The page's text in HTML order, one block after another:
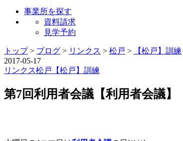
事業所を探す
資料請求
見学予約
トップ> ブログ > リンクス > 松戸 > 【松戸】訓練
2017-05-17
リンクス松戸 【松戸】訓練
第7回利用者会議【利用者会議】